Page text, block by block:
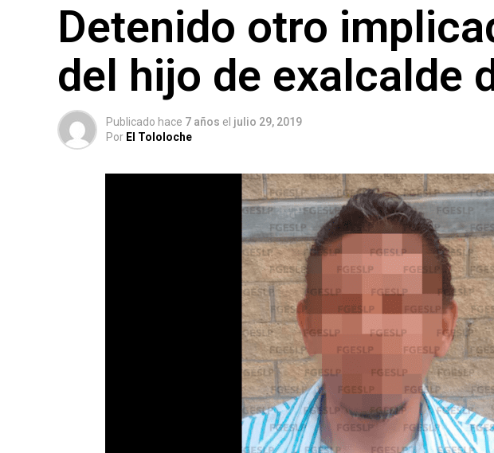
Detenido otro
del hijo de exalcalde
Publicado hace 7 años el julio 29, 2019
Por El Tololoche